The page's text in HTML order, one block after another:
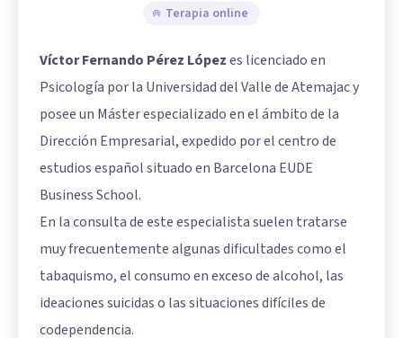
Terapia online
Víctor Fernando Pérez Lópezes licenciado en
Psicología por la Universidad del Valle de Atemajac y
posee un Máster especializado en el ámbito de la
Dirección Empresarial, expedido por el centro de
estudios español situado en Barcelona EUDE
Business School.
En la consulta de este especialista suelen tratarse
muy frecuentemente algunas dificultades como el
tabaquismo, el consumo en exceso de alcohol, las
ideaciones suicidas o las situaciones difíciles de
codependencia.